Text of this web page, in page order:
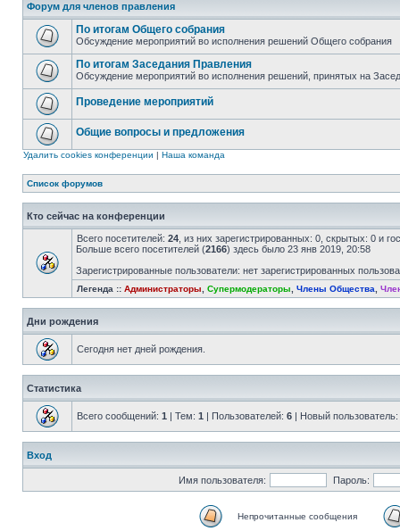
Форум для членов правления
По итогам Общего собрания
Обсуждение мероприятий во исполнения решений Общего собрания
По итогам Заседания Правления
Обсуждение мероприятий во исполнения решений, принятых на
Проведение мероприятий
Общие вопросы и предложения
Удалить cookies конференции | Наша команда
Список форумов
Кто сейчас на конференции
Всего посетителей: 24 , из них зарегистрированных: 0, скрытых: 0 и
Больше всего посетителей (2166) здесь было 23 янв 2019, 20:58
Зарегистрированные пользователи: нет зарегистрированных
Легенда :: Администраторы Супермодераторы Члены Общества
Дни рождения
Сегодня нет дней рождения.
Статистика
Всего сообщений: 1 | Тем: 1 | Пользователей: 6 | Новый пользователь:
Вход
Имя пользователя: Пароль:
Непрочитанные сообщения